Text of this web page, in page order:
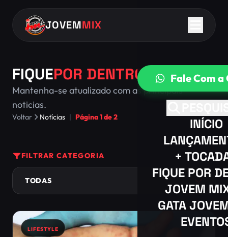
JOVEMMIX
Fale Com a
INÍCIO
+
FIQUE POR
JOVEM
GATA
FIQUEPOR DENTRO
Mantenha-se atualizado com as principais
noticias.
Voltar Notícias | Página 1 de 2
FILTRAR CATEGORIA
LIFESTYLE